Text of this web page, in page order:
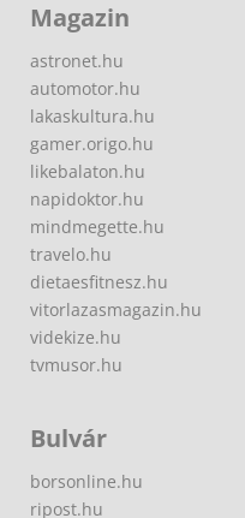
Magazin
astronet.hu
automotor.hu
lakaskultura.hu
gamer.origo.hu
likebalaton.hu
napidoktor.hu
mindmegette.hu
travelo.hu
dietaesfitnesz.hu
vitorlazasmagazin.hu
videkize.hu
tvmusor.hu
Bulvár
borsonline.hu
ripost.hu